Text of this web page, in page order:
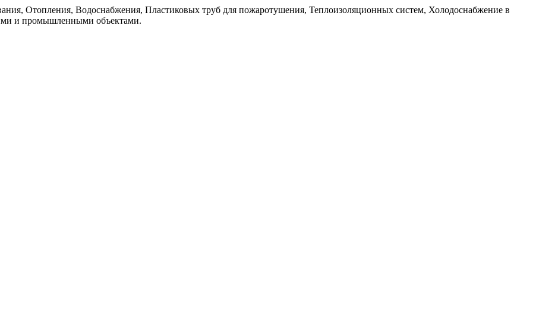
Отопления, Водоснабжения, Пластиковых труб для пожаротушения, Теплоизоляционных систем, Холодоснабжение в
и промышленными объектaми.